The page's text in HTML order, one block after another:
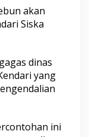
akan
Siska
dinas
yang
ini